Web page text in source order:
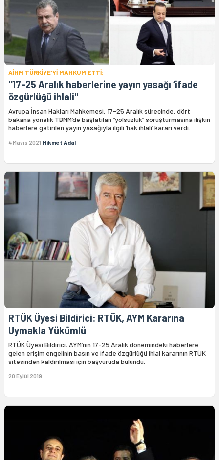
AİHM TÜRKİYE'Yİ MAHKUM ETTİ:
"17-25 Aralık haberlerine yayın yasağı ‘ifade
özgürlüğü ihlali"
Avrupa İnsan Hakları Mahkemesi, 17-25 Aralık sürecinde, dört
bakana yönelik TBMM’de başlatılan “yolsuzluk” soruşturmasına ilişkin
haberlere getirilen yayın yasağıyla ilgili ‘hak ihlali’ kararı verdi.
4 Mayıs 2021 Hikmet Adal
RTÜK Üyesi Bildirici: RTÜK, AYM Kararına
Uymakla Yükümlü
RTÜK Üyesi Bildirici, AYM’nin 17-25 Aralık dönemindeki haberlere
gelen erişim engelinin basın ve ifade özgürlüğü ihlal kararının RTÜK
sitesinden kaldırılması için başvuruda bulundu.
20 Eylül 2019